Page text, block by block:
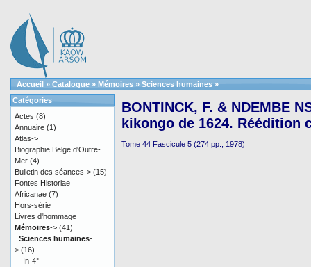
Accueil » Catalogue » Mémoires » Sciences humaines »
BONTINCK, F. & NDEMBE
kikongo de 1624. Réédition
Tome 44 Fascicule 5 (274 pp., 1978)
Catégories
Actes (8)
Annuaire (1)
Atlas->
Biographie Belge d'Outre-
Mer (4)
Bulletin des séances-> (15)
Fontes Historiae
Africanae (7)
Hors-série
Livres d'hommage
Mémoires-> (41)
Sciences humaines-
> (16)
In-4°